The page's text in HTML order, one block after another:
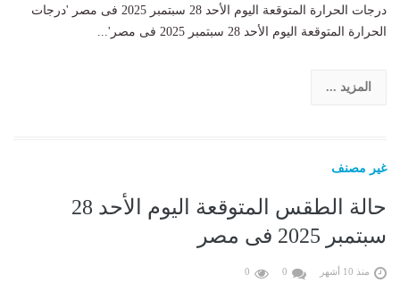
درجات الحرارة المتوقعة اليوم الأحد 28 سبتمبر 2025 فى مصر 'درجات
الحرارة المتوقعة اليوم الأحد 28 سبتمبر 2025 فى مصر'...
المزيد ...
غير مصنف
حالة الطقس المتوقعة اليوم الأحد 28
سبتمبر 2025 فى مصر
منذ 10 أشهر 0
0